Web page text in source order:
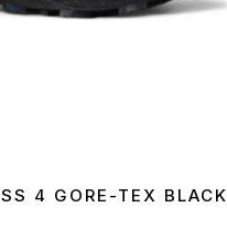
4 GORE-TEX BLACK